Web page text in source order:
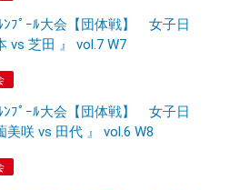
ﾝﾌﾟｰﾙ大会【団体戦】 女子日
vs 芝田 』 vol.7 W7
ﾝﾌﾟｰﾙ大会【団体戦】 女子日
咲 vs 田代 』 vol.6 W8